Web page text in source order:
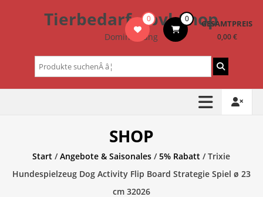
Tierbedarf – bvl-Shop
Dominik Lang
0 0 GESAMTPREIS
0,00 €
Suchen
nach:
SHOP
Start /Angebote & Saisonales /5% Rabatt / Trixie
Hundespielzeug Dog Activity Flip Board Strategie Spiel ø 23
cm 32026